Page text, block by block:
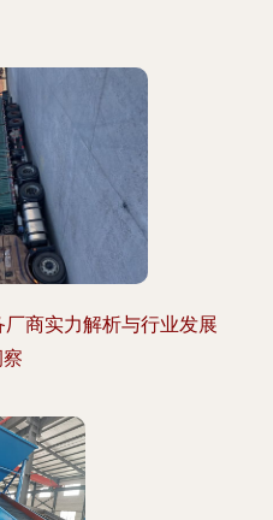
商实力解析与行业发展